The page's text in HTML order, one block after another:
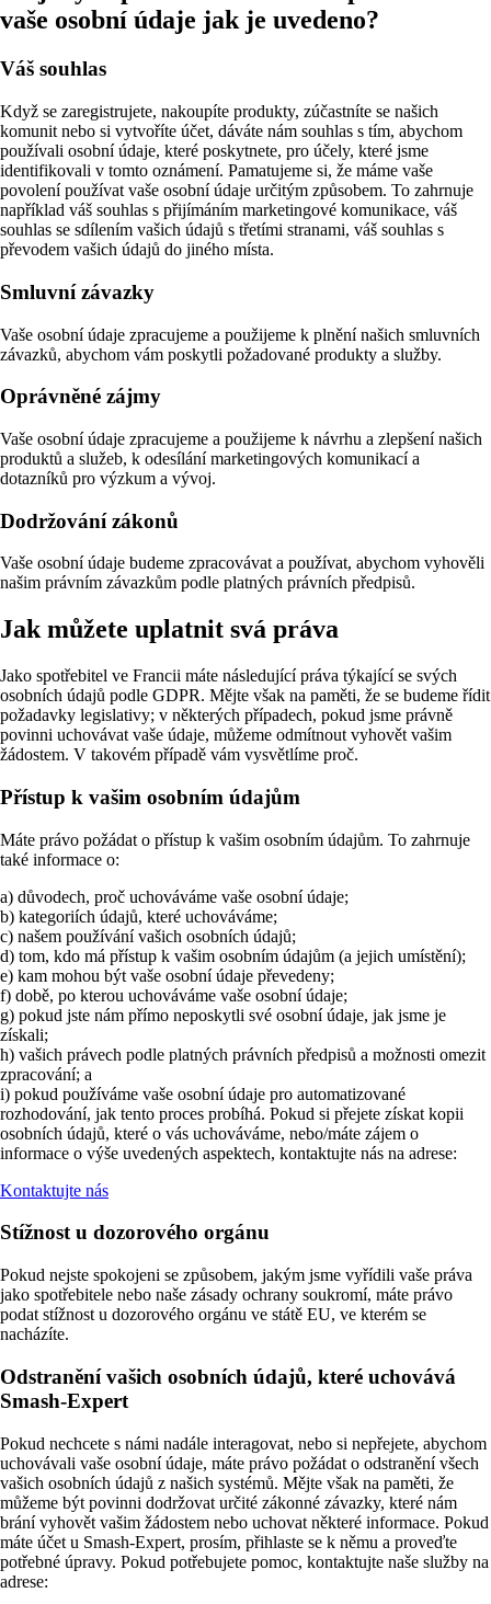
vaše osobní údaje jak je uvedeno?
Váš souhlas
Když se zaregistrujete, nakoupíte produkty, zúčastníte se našich
komunit nebo si vytvoříte účet, dáváte nám souhlas s tím, abychom
používali osobní údaje, které poskytnete, pro účely, které jsme
identifikovali v tomto oznámení. Pamatujeme si, že máme vaše
povolení používat vaše osobní údaje určitým způsobem. To zahrnuje
například váš souhlas s přijímáním marketingové komunikace, váš
souhlas se sdílením vašich údajů s třetími stranami, váš souhlas s
převodem vašich údajů do jiného místa.
Smluvní závazky
Vaše osobní údaje zpracujeme a použijeme k plnění našich smluvních
závazků, abychom vám poskytli požadované produkty a služby.
Oprávněné zájmy
Vaše osobní údaje zpracujeme a použijeme k návrhu a zlepšení našich
produktů a služeb, k odesílání marketingových komunikací a
dotazníků pro výzkum a vývoj.
Dodržování zákonů
Vaše osobní údaje budeme zpracovávat a používat, abychom vyhověli
našim právním závazkům podle platných právních předpisů.
Jak můžete uplatnit svá práva
Jako spotřebitel ve Francii máte následující práva týkající se svých
osobních údajů podle GDPR. Mějte však na paměti, že se budeme řídit
požadavky legislativy; v některých případech, pokud jsme právně
povinni uchovávat vaše údaje, můžeme odmítnout vyhovět vašim
žádostem. V takovém případě vám vysvětlíme proč.
Přístup k vašim osobním údajům
Máte právo požádat o přístup k vašim osobním údajům. To zahrnuje
také informace o:
a) důvodech, proč uchováváme vaše osobní údaje;
b) kategoriích údajů, které uchováváme;
c) našem používání vašich osobních údajů;
d) tom, kdo má přístup k vašim osobním údajům (a jejich umístění);
e) kam mohou být vaše osobní údaje převedeny;
f) době, po kterou uchováváme vaše osobní údaje;
g) pokud jste nám přímo neposkytli své osobní údaje, jak jsme je
získali;
h) vašich právech podle platných právních předpisů a možnosti omezit
zpracování; a
i) pokud používáme vaše osobní údaje pro automatizované
rozhodování, jak tento proces probíhá. Pokud si přejete získat kopii
osobních údajů, které o vás uchováváme, nebo/máte zájem o
informace o výše uvedených aspektech, kontaktujte nás na adrese:
Kontaktujte nás
Stížnost u dozorového orgánu
Pokud nejste spokojeni se způsobem, jakým jsme vyřídili vaše práva
jako spotřebitele nebo naše zásady ochrany soukromí, máte právo
podat stížnost u dozorového orgánu ve státě EU, ve kterém se
nacházíte.
Odstranění vašich osobních údajů, které uchovává
Smash-Expert
Pokud nechcete s námi nadále interagovat, nebo si nepřejete, abychom
uchovávali vaše osobní údaje, máte právo požádat o odstranění všech
vašich osobních údajů z našich systémů. Mějte však na paměti, že
můžeme být povinni dodržovat určité zákonné závazky, které nám
brání vyhovět vašim žádostem nebo uchovat některé informace. Pokud
máte účet u Smash-Expert, prosím, přihlaste se k němu a proveďte
potřebné úpravy. Pokud potřebujete pomoc, kontaktujte naše služby na
adrese: